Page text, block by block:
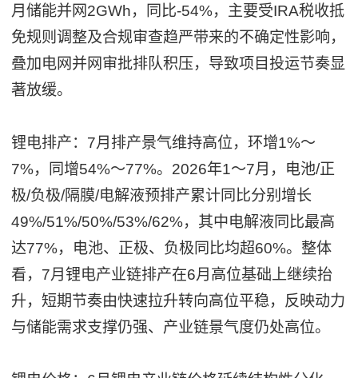
月储能并网2GWh，同比-54%，主要受IRA税收抵
免规则调整及合规审查趋严带来的不确定性影响，
叠加电网并网审批排队积压，导致项目投运节奏显
著放缓。
锂电排产：7月排产景气维持高位，环增1%～
7%，同增54%～77%。2026年1～7月，电池/正
极/负极/隔膜/电解液预排产累计同比分别增长
49%/51%/50%/53%/62%，其中电解液同比最高
达77%，电池、正极、负极同比均超60%。整体
看，7月锂电产业链排产在6月高位基础上继续抬
升，短期节奏由快速拉升转向高位平稳，反映动力
与储能需求支撑仍强、产业链景气度仍处高位。